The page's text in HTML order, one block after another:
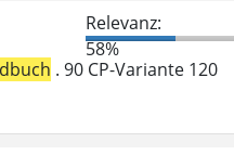
Relevanz:
58%
. 90 CP-Variante 120